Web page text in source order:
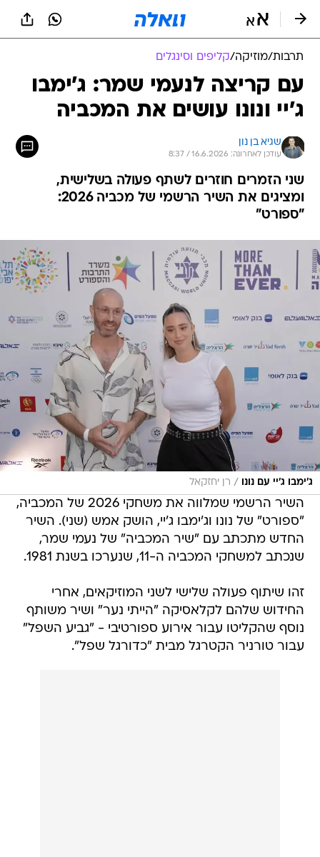
תרבות/מוזיקה/קליפים וסינגלים
עם קריצה לנעמי שמר: ג'ימבו
ג'יי ונונו עושים את המכביה
שגיא בן נון
עודכן לאחרונה: 16.6.2026 / 8:37
שני הזמרים חוזרים לשתף פעולה בשלישית,
ומציגים את השיר הרשמי של מכביה 2026:
"ספורט"
ג'ימבו ג'יי עם נונו / רן יחזקאל
השיר הרשמי שמלווה את משחקי 2026 של המכביה,
"ספורט" של נונו וג'ימבו ג'יי, הושק אמש (שני). השיר
החדש מתכתב עם "שיר המכביה" של נעמי שמר,
שנכתב למשחקי המכביה ה-11, שנערכו בשנת 1981.
זהו שיתוף פעולה שלישי לשני המוזיקאים, אחרי
החידוש שלהם לקלאסיקה "הייתי נער" ושיר משותף
נוסף שהקליטו עבור אירוע ספורטיבי - "גביע השפל"
עבור טורניר הקטרגל מבית "כדורגל שפל".